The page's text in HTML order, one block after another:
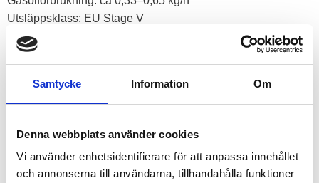
Samtycke Information Om
Denna webbplats använder cookies
Vi använder enhetsidentifierare för att anpassa innehållet
och annonserna till användarna, tillhandahålla funktioner
Utsläppsklass: EU Stage V
Startsystem: manuell, anpassad för kallstart
Strömtyp: ren sinus, inverter
kommer med 3 års garanti!
Levereras med gasolslang och regulatorer (EU+NO), samt